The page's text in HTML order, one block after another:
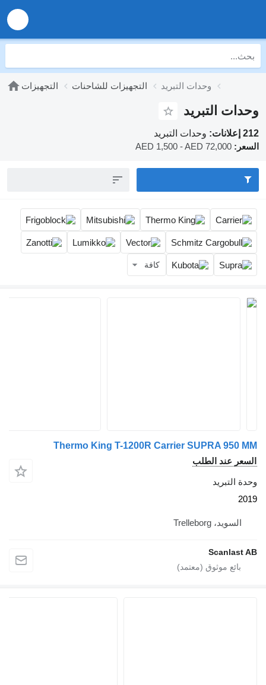
التجهيزات التجهيزات للشاحنات وحدات التبريد
التبريد
وحدات التبريد
AED 1,500 - AED 72,000
كافة
Thermo King T-1200R Carrier SUPRA
عند الطلب